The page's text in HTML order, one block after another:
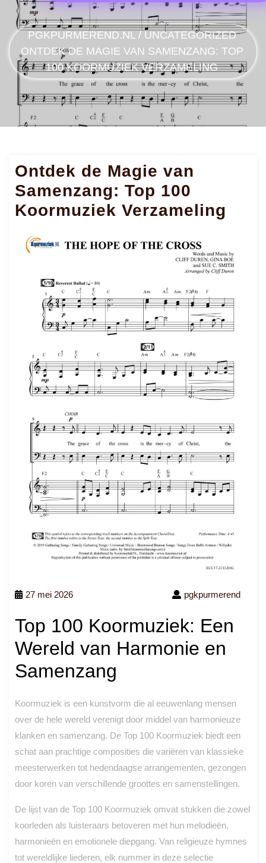
PGKPURMEREND.NL / UNCATEGORIZED
ONTDEK DE MAGIE VAN SAMENZANG: TOP
100 KOORMUZIEK VERZAMELING
Ontdek de Magie van
Samenzang: Top 100
Koormuziek Verzameling
27 mei 2026 pgkpurmerend
Top 100 Koormuziek: Een
Wereld van Harmonie en
Samenzang
Koormuziek is een kunstvorm die al eeuwenlang mensen
over de hele wereld verenigt door middel van harmonieuze
klanken en samenzang. De Top 100 Koormuziek biedt een
schat aan prachtige composities die variëren van klassieke
meesterwerken tot hedendaagse arrangementen, gezongen
door koren van verschillende groottes en samenstellingen.
De lijst van de Top 100 Koormuziek omvat stukken die zowel
koorleden als luisteraars betoveren met hun melodieën,
harmonieën en emotionele diepgang. Van religieuze hymnes
tot wereldlijke liederen, elk nummer in deze selectie